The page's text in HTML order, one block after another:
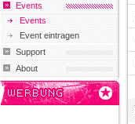
Events
Events
Event eintragen
Support
About